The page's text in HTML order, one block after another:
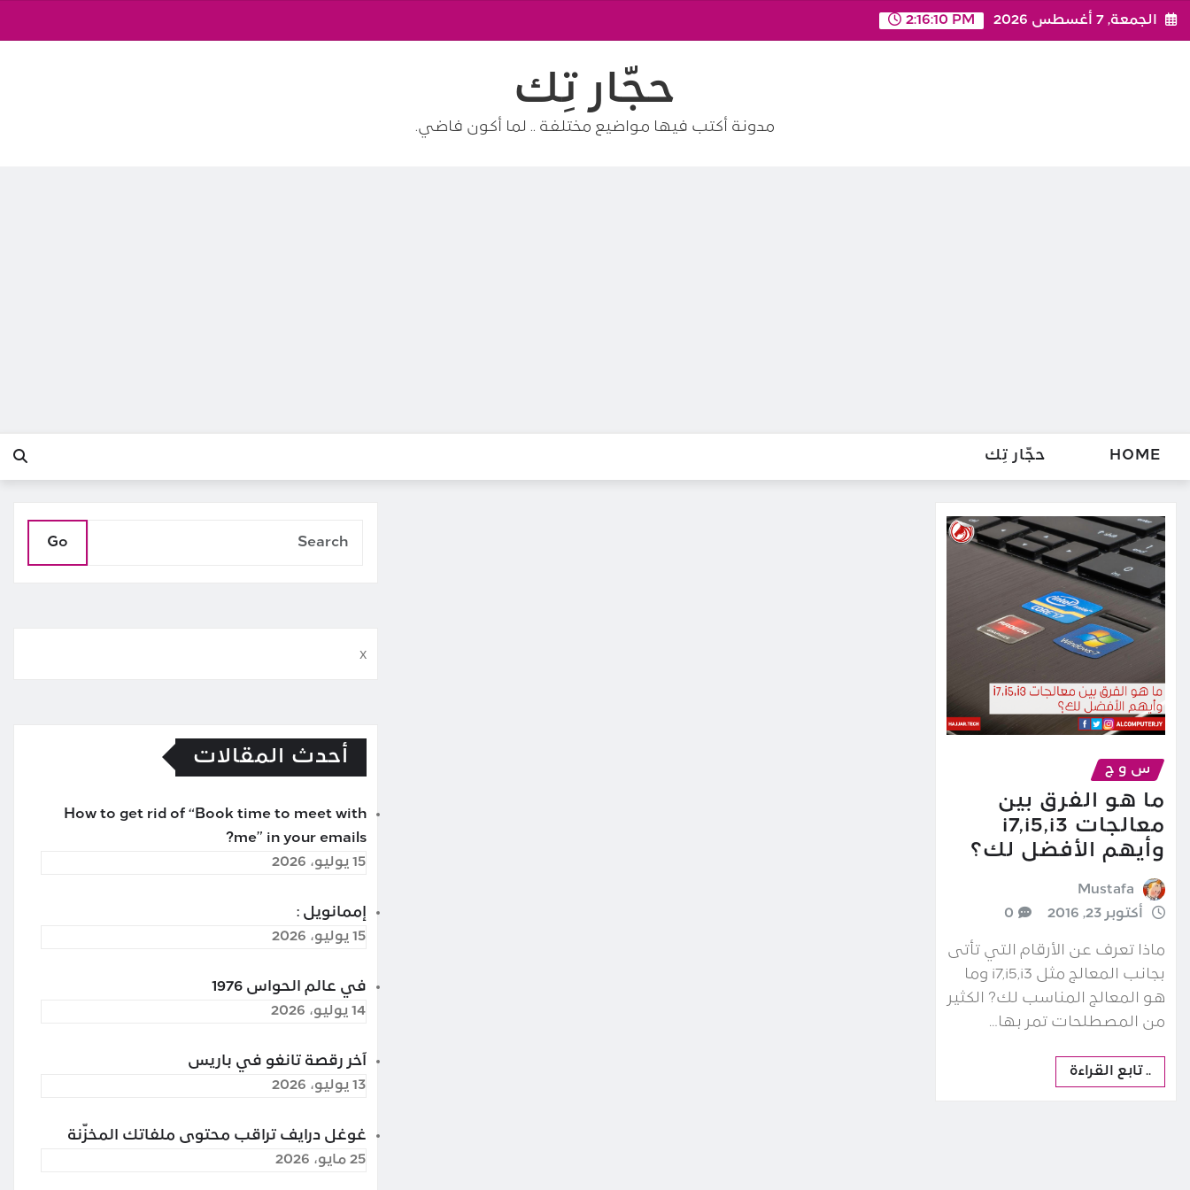
Skip
الجمعة, 7 أغسطس 2026 2:16:10 PM
حجّار تِك
مدونة أكتب فيها مواضيع مختلفة .. لما أكون فاضي.
HOME حجّار تِك
س و ج
ما هو الفرق بين
معالجات i7,i5,i3
وأيهم الأفضل لك؟
Mustafa
أكتوبر 23, 2016
0
ماذا تعرف عن الأرقام التي تأتى
بجانب المعالج مثل i7,i5,i3 وما
هو المعالج المناسب لك? الكثير
من المصطلحات تمر بها…
.. تابع القراءة
Go
x
أحدث المقالات
How to get rid of “Book time to meet with
me” in your emails?
15 يوليو، 2026
إممانويل :
15 يوليو، 2026
في عالم الحواس 1976
14 يوليو، 2026
آخر رقصة تانغو في باريس
13 يوليو، 2026
غوغل درايف تراقب محتوى ملفاتك المخزّنة
25 مايو، 2026